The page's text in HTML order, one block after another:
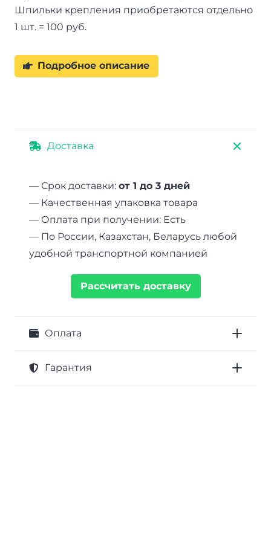
Шпильки крепления приобретаются отдельно
1 шт. = 100 руб.
Подробное описание
Доставка
— Срок доставки: от 1 до 3 дней
— Качественная упаковка товара
— Оплата при получении: Есть
— По России, Казахстан, Беларусь любой
удобной транспортной компанией
Рассчитать доставку
Оплата
Гарантия